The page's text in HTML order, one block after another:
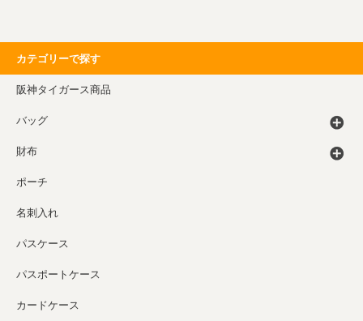
カテゴリーで探す
阪神タイガース商品
バッグ
財布
ポーチ
名刺入れ
パスケース
パスポートケース
カードケース